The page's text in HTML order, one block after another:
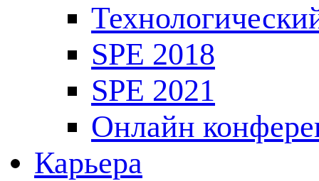
SPE 2018
SPE 2021
Онлайн
Карьера